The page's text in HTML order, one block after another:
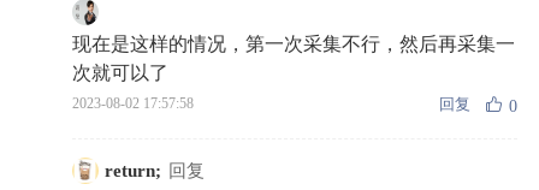
现在是这样的情况，第一次采集不行，然后再采集一
次就可以了
2023-08-02 17:57:58 回复 0
return; 回复